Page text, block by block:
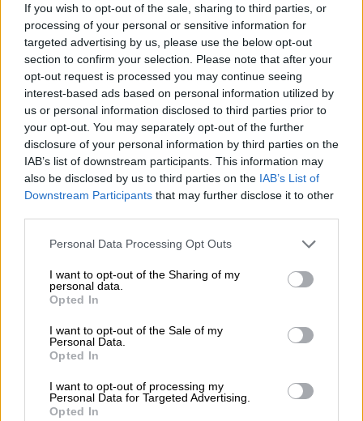
If you wish to opt-out of the sale, sharing to third parties, or
processing of your personal or sensitive information for
targeted advertising by us, please use the below opt-out
section to confirm your selection. Please note that after your
opt-out request is processed you may continue seeing
interest-based ads based on personal information utilized by
us or personal information disclosed to third parties prior to
your opt-out. You may separately opt-out of the further
disclosure of your personal information by third parties on the
IAB’s list of downstream participants. This information may
also be disclosed by us to third parties on the IAB’s List of
Downstream Participants that may further disclose it to other
Please note that this website/app uses one or more Google
not limited to your visit or usage behaviour. You may click to
grant or deny consent to Google and its third-party tags to
use your data for below specified purposes in below Google
consent section.
Personal Data Processing Opt Outs
I want to opt-out of the Sharing of my
personal data.
Opted In
I want to opt-out of the Sale of my
Personal Data.
Opted In
I want to opt-out of processing my
Personal Data for Targeted Advertising.
Opted In
Παρασκευής στο αεροδρόμιο «Ελευθέριος
Βενιζέλος», σε έξι νοσοκομεία και στην
Ορθόδοξη Εκκλησία, καθώς εστάλη email που
πάλι προειδοποιείγιαύπαρξη βόμβας.
Ήταν γραμμένα στα αγγλικά, έγινε έλεγχος
και δεν διαπιστώθηκε κάτι ύποπτο.
Σύμφωνα με πληροφορίες, ο φαρσέρ έκανε
λόγο γιαύπαρξη ναρκών αυτή τη φορά.
Σημειώνεται πως είναι το δεύτερο email
βόμβας. Ένας42χρονος Ρώσος
που είχε
στείλει τοπροηγούμενο απειλητικό μήνυμα
συνελήφθηκαι
, ενώ του
έχει ασκηθεί ποινική δίωξη σε
βαθμό πλημμελήματος.
Συγκεκριμένα κατηγορείται για: Σοβαρή
διατάραξη ομαλής λειτουργίας υπηρεσίας
κατ’ εξακολούθηση, διασπορά ψευδών